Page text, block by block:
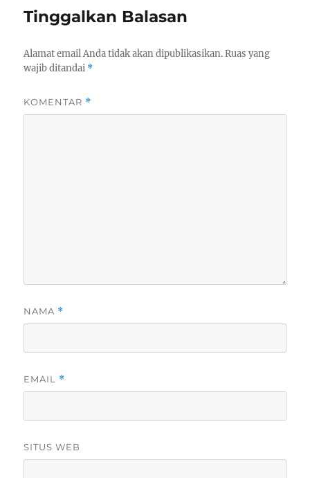
Tinggalkan Balasan
Alamat email Anda tidak akan dipublikasikan. Ruas yang
wajib ditandai *
KOMENTAR *
NAMA *
EMAIL *
SITUS WEB